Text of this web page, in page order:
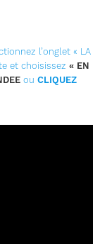
l’onglet « LA
et choisissez « EN
ou CLIQUEZ